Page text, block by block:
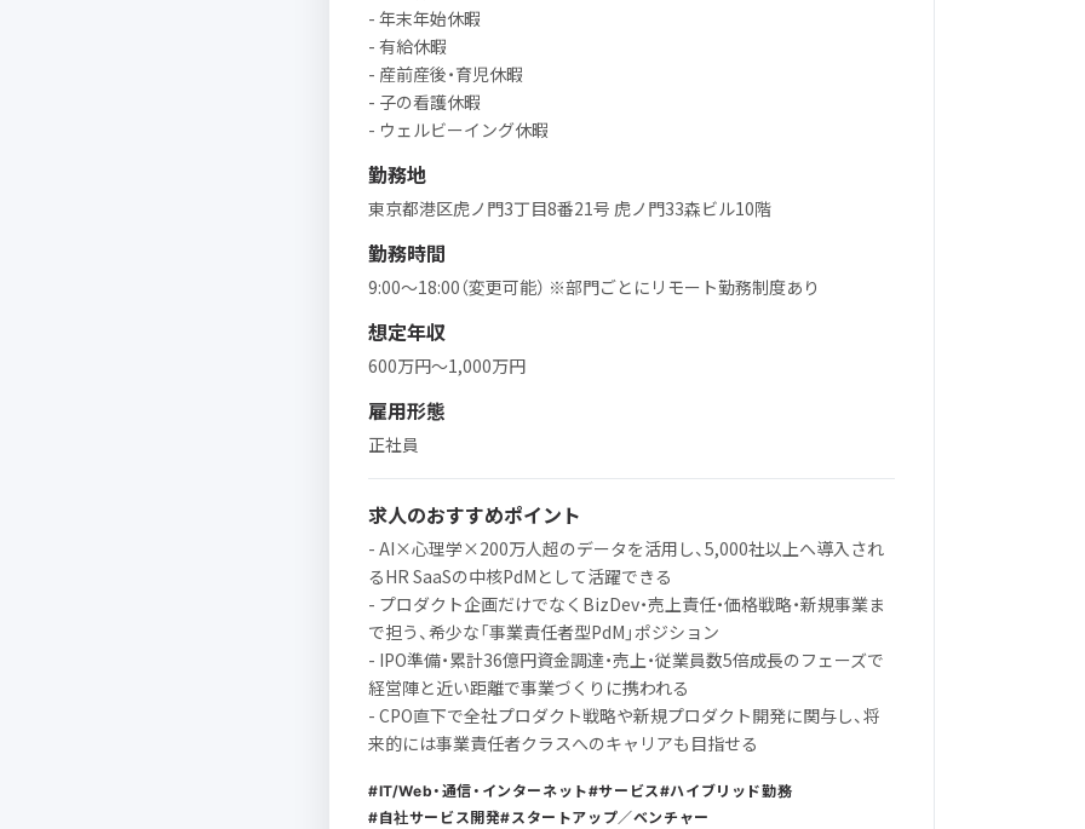
- 年末年始休暇
- 有給休暇
- 産前産後・育児休暇
- 子の看護休暇
- ウェルビーイング休暇
勤務地
東京都港区虎ノ門3丁目8番21号 虎ノ門33森ビル10階
勤務時間
9:00～18:00（変更可能） ※部門ごとにリモート勤務制度あり
想定年収
600万円〜1,000万円
雇用形態
正社員
求人のおすすめポイント
- AI×心理学×200万人超のデータを活用し、5,000社以上へ導入され
るHR SaaSの中核PdMとして活躍できる
- プロダクト企画だけでなくBizDev・売上責任・価格戦略・新規事業ま
で担う、希少な「事業責任者型PdM」ポジション
- IPO準備・累計36億円資金調達・売上・従業員数5倍成長のフェーズで
経営陣と近い距離で事業づくりに携われる
- CPO直下で全社プロダクト戦略や新規プロダクト開発に関与し、将
来的には事業責任者クラスへのキャリアも目指せる
IT/Web・通信・インターネット サービス ハイブリッド勤務
自社サービス開発 スタートアップ／ベンチャー